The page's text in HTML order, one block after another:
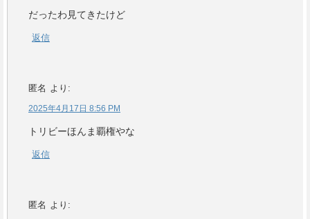
だったわ見てきたけど
返信
匿名 より:
2025年4月17日 8:56 PM
トリビーほんま覇権やな
返信
匿名 より: